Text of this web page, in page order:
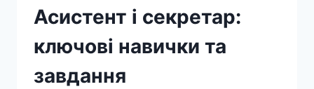
Асистент і секретар:
ключові навички та
завдання